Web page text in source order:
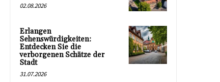
02.08.2026
Erlangen
Sehenswürdigkeiten:
Entdecken Sie die
verborgenen Schätze der
Stadt
31.07.2026